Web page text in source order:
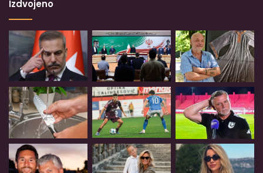
Izdvojeno